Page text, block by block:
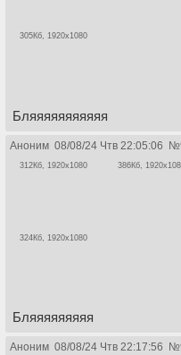
305Кб, 1920x1080
Бляяяяяяяяяяя
Аноним 08/08/24 Чтв 22:05:06 №
312Кб, 1920x1080 386Кб,
324Кб, 1920x1080
Бляяяяяяяяя
Аноним 08/08/24 Чтв 22:17:56 №